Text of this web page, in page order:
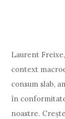
Laurent
context
consum slab,
în
noastre.